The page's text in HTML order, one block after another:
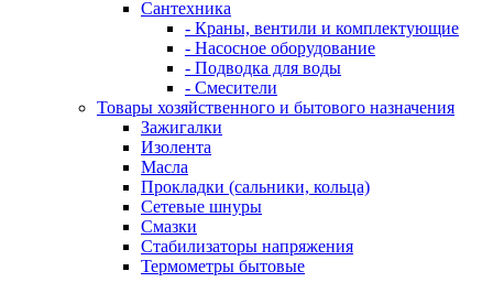
Сантехника
- Краны, вентили и комплектующие
- Насосное оборудование
- Подводка для воды
- Смесители
Товары хозяйственного и бытового назначения
Зажигалки
Изолента
Масла
Прокладки (сальники, кольца)
Сетевые шнуры
Смазки
Стабилизаторы напряжения
Термометры бытовые